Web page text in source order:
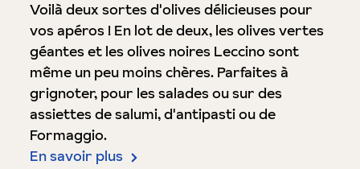
Voilà deux sortes d'olives délicieuses pour
vos apéros ! En lot de deux, les olives vertes
géantes et les olives noires Leccino sont
même un peu moins chères. Parfaites à
grignoter, pour les salades ou sur des
assiettes de salumi, d'antipasti ou de
Formaggio.
En savoir plus